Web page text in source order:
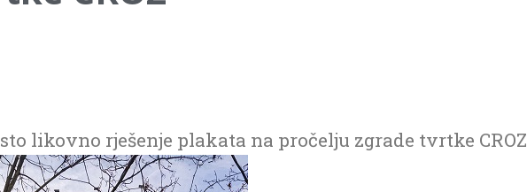
likovno rješenje plakata na pročelju zgrade tvrtke CROZ